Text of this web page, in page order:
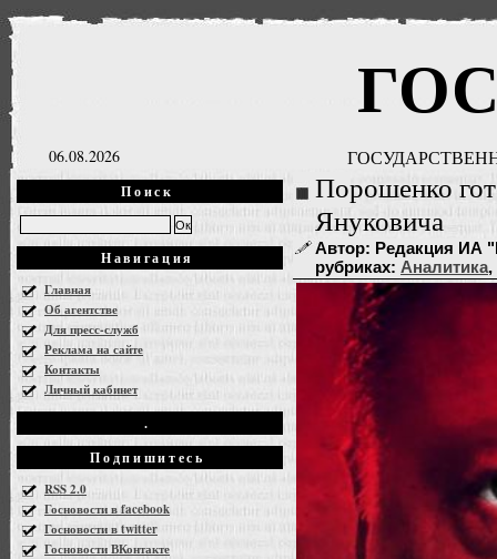
06.08.2026
Поиск
Навигация
Главная
Об агентстве
Для пресс-служб
Реклама на сайте
Контакты
Личный кабинет
.
Подпишитесь
RSS 2.0
Госновости в facebook
Госновости в twitter
Госновости ВКонтакте
Порошенко
Януковича
Автор: Редакция ИА
рубриках: Аналитика,